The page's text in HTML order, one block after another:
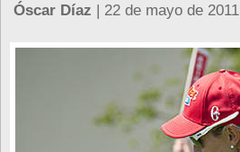
Óscar Díaz | 22 de mayo de 2011